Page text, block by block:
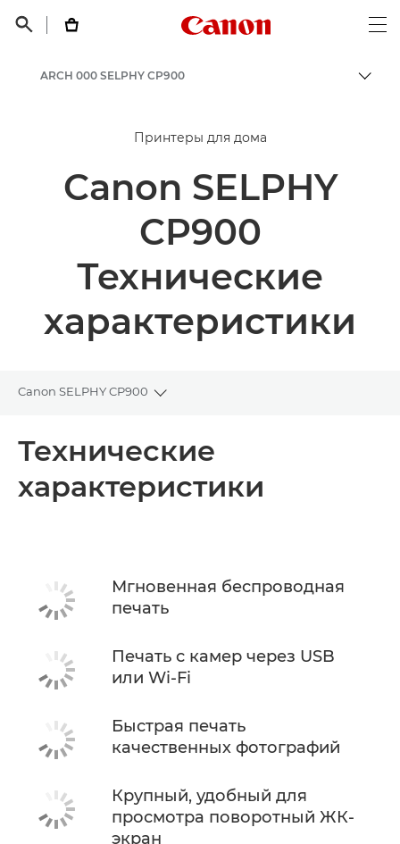
 
Canon Logo, back
ARCH 000 SELPHY CP900
Принтеры для дома
Canon SELPHY
CP900
Технические
характеристики
Canon SELPHY CP900
Toggle breadcrumbs
Технические характеристики
Технические
характеристики
Мгновенная беспроводная
печать
Печать с камер через USB
или Wi-Fi
Быстрая печать
качественных фотографий
Крупный, удобный для
просмотра поворотный ЖК-
экран